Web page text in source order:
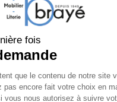
1 ou 2 places